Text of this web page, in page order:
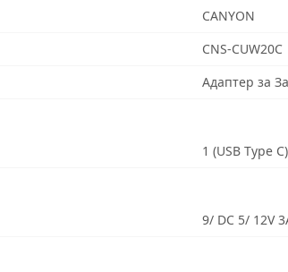
CANYON
CNS-CUW20C
Адаптер за
1 (USB Type C)
9/ DC 5/ 12V